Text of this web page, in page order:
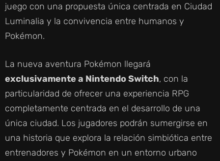
juego con una propuesta única centrada en Ciudad
Luminalia y la convivencia entre humanos y
Pokémon.
La nueva aventura Pokémon llegará
exclusivamente a Nintendo Switch, con la
particularidad de ofrecer una experiencia RPG
completamente centrada en el desarrollo de una
única ciudad. Los jugadores podrán sumergirse en
una historia que explora la relación simbiótica entre
entrenadores y Pokémon en un entorno urbano